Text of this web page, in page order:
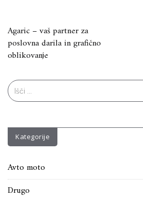
Navigacija
prispevka
Agaric – vaš partner za
poslovna darila in grafično
oblikovanje
Search
for:
Kategorije
Avto moto
Drugo